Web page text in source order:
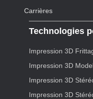
Carrières
Technologies
Impression 3D
Impression 3D
Impression 3D
Impression 3D